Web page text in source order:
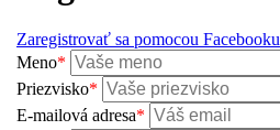
Zaregistrovať sa pomocou Facebooku
Meno*
Priezvisko*
E-mailová adresa*